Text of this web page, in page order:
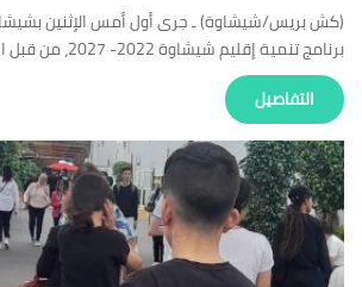
(كش بريس/شيشاوة) ـ جرى أول أمس الإثنين
برنامج تنمية إقليم شيشاوة 2022- 2027، من قبل المجلس الإقليمي…
‏التفاصيل